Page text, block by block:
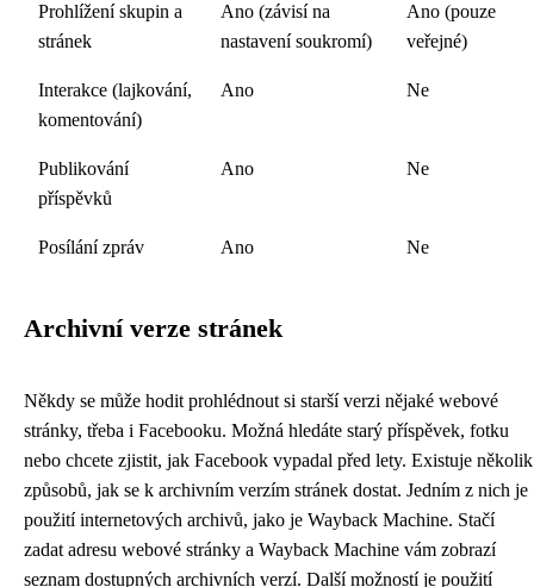
Prohlížení skupin a
stránek
Ano (závisí na
nastavení soukromí)
Ano (pouze
veřejné)
Interakce (lajkování,
komentování)
Ano Ne
Publikování
příspěvků
Ano Ne
Posílání zpráv Ano Ne
Archivní verze stránek
Někdy se může hodit prohlédnout si starší verzi nějaké webové
stránky, třeba i Facebooku. Možná hledáte starý příspěvek, fotku
nebo chcete zjistit, jak Facebook vypadal před lety. Existuje několik
způsobů, jak se k archivním verzím stránek dostat. Jedním z nich je
použití internetových archivů, jako je Wayback Machine. Stačí
zadat adresu webové stránky a Wayback Machine vám zobrazí
seznam dostupných archivních verzí. Další možností je použití